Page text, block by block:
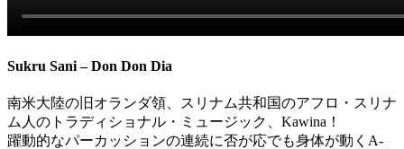
Sukru Sani – Don Don Dia
南米大陸の旧オランダ領、スリナム共和国のアフロ・スリナ
ム人のトラディショナル・ミュージック、Kawina！
躍動的なパーカッションの連続に否が応でも身体が動くA-